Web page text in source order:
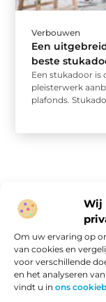
Wij
Om uw ervaring op
van cookies en
voor verschillende
en het analyseren
vindt u in ons
Verbouwen
Een
beste
Een stukadoor is
pleisterwerk
plafonds.
Onze informatie